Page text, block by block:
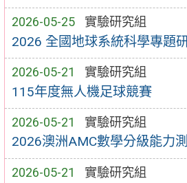
2026-05-25 實驗研究組
2026 全國地球系統科學專題
2026-05-21 實驗研究組
115年度無人機足球競賽
2026-05-21 實驗研究組
2026澳洲AMC數學分級能力
2026-05-21 實驗研究組